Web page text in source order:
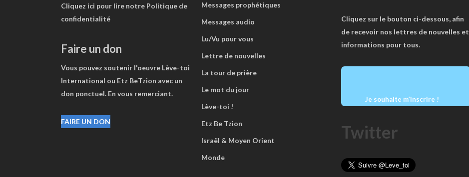
Cliquez ici pour lire notre Politique de
confidentialité
Faire un don
Vous pouvez soutenir l'oeuvre Lève-toi
International ou Etz BeTzion avec un
don ponctuel. En vous remerciant.
FAIRE UN DON
Messages prophétiques
Messages audio
Lu/Vu pour vous
Lettre de nouvelles
La tour de prière
Le mot du jour
Lève-toi !
Etz Be Tzion
Israël & Moyen Orient
Monde
Cliquez sur le bouton ci-dessous, afin
de recevoir nos lettres de nouvelles et
informations pour tous.
Je souhaite m’inscrire !
Twitter